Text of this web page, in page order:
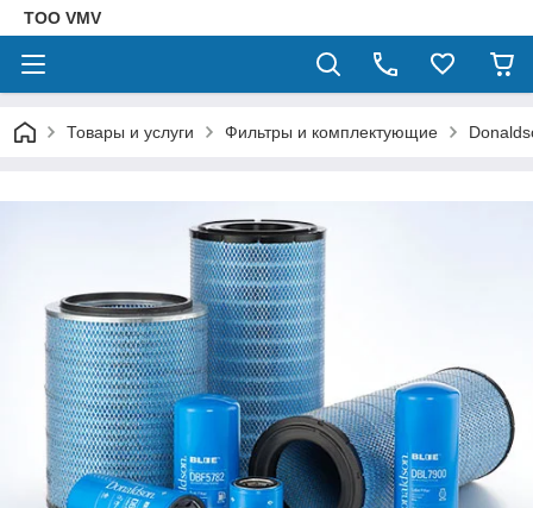
ТОО VMV
Товары и услуги Фильтры и комплектующие